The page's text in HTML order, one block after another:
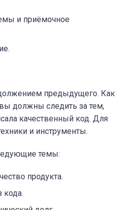
и приёмочное
предыдущего. Как
должны следить за тем,
качественный код. Для
и инструменты.
темы:
продукта.
кода.